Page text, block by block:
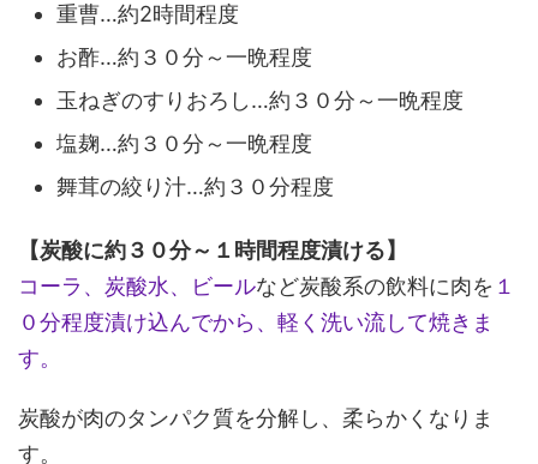
重曹…約2時間程度
お酢…約３０分～一晩程度
玉ねぎのすりおろし…約３０分～一晩程度
塩麹…約３０分～一晩程度
舞茸の絞り汁…約３０分程度
【炭酸に約３０分～１時間程度漬ける】
コーラ、炭酸水、ビールなど炭酸系の飲料に肉を １
０分程度漬け込んでから、軽く洗い流して焼きま
す。
炭酸が肉のタンパク質を分解し、柔らかくなりま
す。